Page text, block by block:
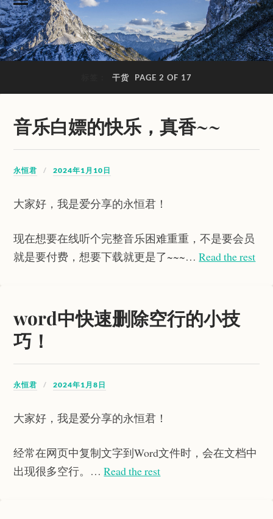
干货 PAGE 2 OF 17
音乐白嫖的快乐，真香~~
永恒君 2024年1月10日
大家好，我是爱分享的永恒君！
现在想要在线听个完整音乐困难重重，不是要会员
就是要付费，想要下载就更是了~~~…Read the rest
word中快速删除空行的小技
巧！
永恒君 2024年1月8日
大家好，我是爱分享的永恒君！
经常在网页中复制文字到Word文件时，会在文档中
出现很多空行。…Read the rest